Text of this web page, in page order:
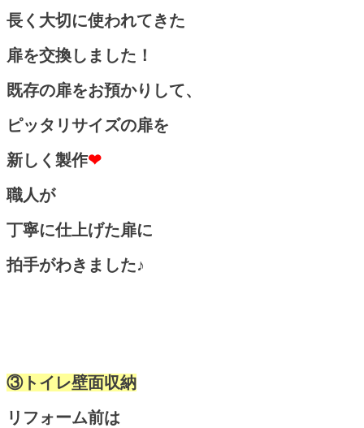
長く大切に使われてきた
扉を交換しました！
既存の扉をお預かりして、
ピッタリサイズの扉を
新しく製作❤
職人が
丁寧に仕上げた扉に
拍手がわきました♪
③トイレ壁面収納
リフォーム前は